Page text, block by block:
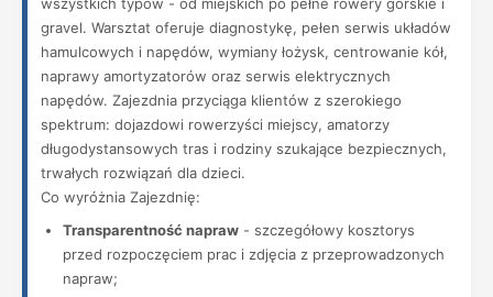
gravel. Warsztat oferuje diagnostykę, pełen serwis układów
hamulcowych i napędów, wymiany łożysk, centrowanie kół,
naprawy amortyzatorów oraz serwis elektrycznych
napędów. Zajezdnia przyciąga klientów z szerokiego
spektrum: dojazdowi rowerzyści miejscy, amatorzy
długodystansowych tras i rodziny szukające bezpiecznych,
trwałych rozwiązań dla dzieci.
Co wyróżnia Zajezdnię:
Transparentność napraw - szczegółowy kosztorys
przed rozpoczęciem prac i zdjęcia z przeprowadzonych
napraw;